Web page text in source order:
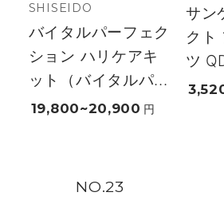
SHISEIDO
バイタルパーフェク
ション ハリケアキ
ット（バイタルパ...
19,800~20,900 円
サン
クト
ツ
23